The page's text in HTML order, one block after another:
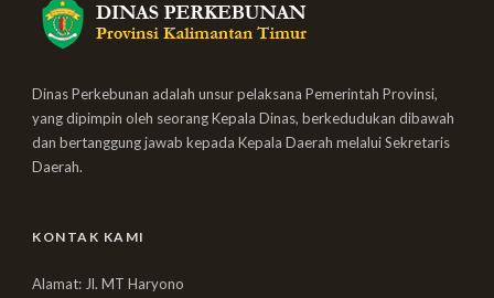
Dinas Perkebunan adalah unsur pelaksana Pemerintah Provinsi,
yang dipimpin oleh seorang Kepala Dinas, berkedudukan dibawah
dan bertanggung jawab kepada Kepala Daerah melalui Sekretaris
Daerah.
KONTAK KAMI
Alamat: Jl. MT Haryono